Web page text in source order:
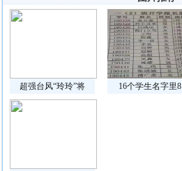
超强台风“玲玲”将 16个学生名字里8